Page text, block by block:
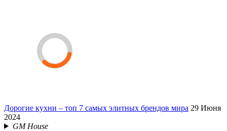
Дорогие кухни – топ 7 самых элитных брендов мира 29 Июня
2024
GM House